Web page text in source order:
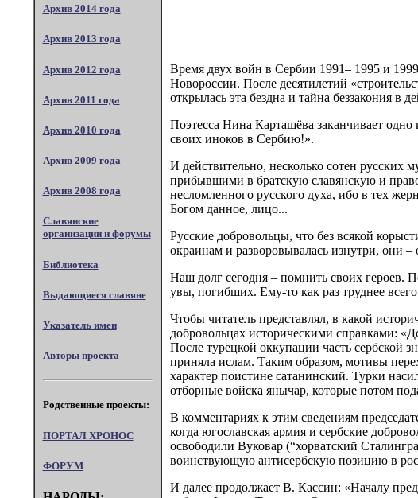
Архив 2014 года
Архив 2013 года
Архив 2012 года
Архив 2011 года
Архив 2010 года
Архив 2009 года
Архив 2008 года
Славянские
организации и форумы
Библиотека
Выдающиеся славяне
Указатель имен
Авторы проекта
Родственные проекты:
ПОРТАЛ XPOHOC
ФОРУМ
Время двух войн в Сербии 1991– 1995 и
Новороссии. После десятилетий
открылась эта бездна и тайна беззакония в
Поэтесса Нина Карташёва заканчивает
своих иноков в Сербию!».
И действительно, несколько сотен
прибывшими в братскую славянскую и
несломленного русского духа, ибо в тех
Богом данное, лицо...
Русские добровольцы, что без всякой
окраинам и разворовывалась изнутри, они
Наш долг сегодня – помнить своих героев.
увы, погибших. Ему-то как раз труднее
Чтобы читатель представлял, в какой
добровольцах историческими справками:
После турецкой оккупации часть сербской
приняла ислам. Таким образом, мотивы
характер поистине сатанинский. Турки
отборные войска янычар, которые потом
В комментариях к этим сведениям
когда югославская армия и сербские
освободили Вуковар (“хорватский
воинствующую антисербскую позицию в
И далее продолжает В. Кассин: «Началу